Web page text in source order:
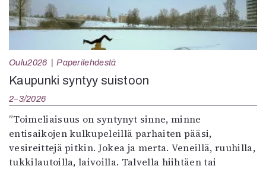
Oulu2026 Paperilehdestä
Kaupunki syntyy suistoon
2–3/2026
”Toimeliaisuus on syntynyt sinne, minne
entisaikojen kulkupeleillä parhaiten pääsi,
vesireittejä pitkin. Jokea ja merta. Veneillä, ruuhilla,
tukkilautoilla, laivoilla. Talvella hiihtäen tai